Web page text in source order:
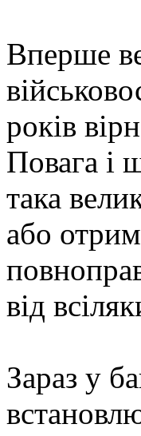
Вперше
років
Повага і
така
або
від
Зараз у